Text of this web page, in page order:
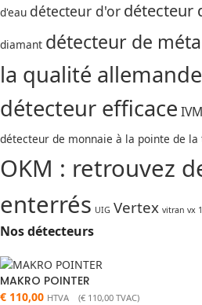
d'eau détecteur d'or détecteur
diamant détecteur de
la qualité
détecteur efficace
détecteur de monnaie à la pointe de la
OKM : retrouvez
enterrés UIG Vertex vitran vx
Nos détecteurs
MAKRO POINTER
€ 110,00 HTVA (€ 110,00 TVAC)